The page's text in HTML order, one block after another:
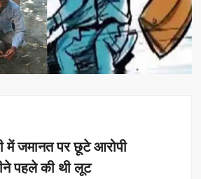
में जमानत पर छूटे आरोपी
पहले की थी लूट